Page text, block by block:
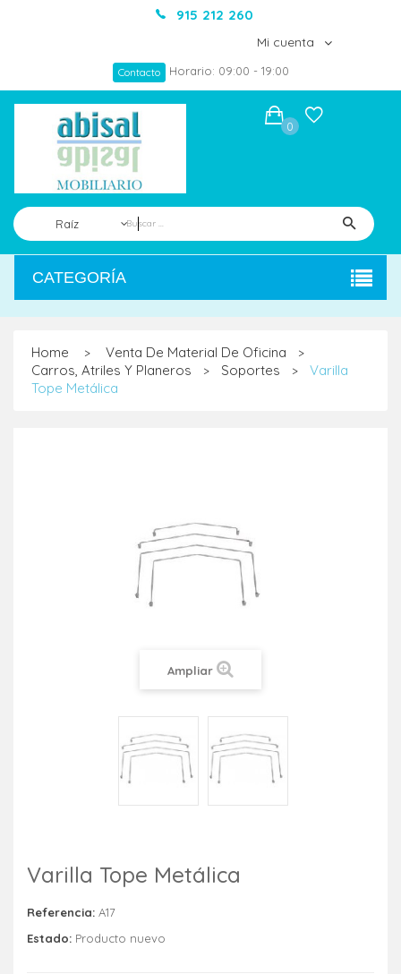
915 212 260
Mi cuenta
Contacto Horario: 09:00 - 19:00
Raíz
0
CATEGORÍA
Home > Venta De Material De Oficina >
Carros, Atriles Y Planeros > Soportes >
Varilla
Tope Metálica
Ampliar
Varilla Tope Metálica
Referencia: A17
Estado: Producto nuevo